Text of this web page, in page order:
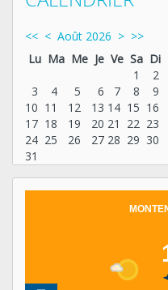
<< < Août 2026 > >>
Lu Ma Me Je Ve Sa Di
1
2
3
4 5 6 7 8
9
10 11 12 13 14 15 16
17 18 19 20 21 22 23
24 25 26 27 28 29 30
31